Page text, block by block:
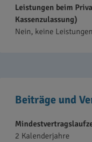
Leistungen beim
Kassenzulassung)
Nein, keine Leistungen
Beiträge und
2 Kalenderjahre